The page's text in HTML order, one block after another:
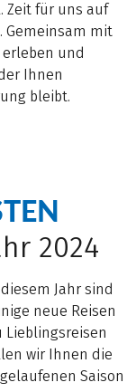
Zeit für uns auf
Gemeinsam mit
und
Ihnen
bleibt.
2024
Jahr sind
neue Reisen
Lieblingsreisen
wir Ihnen die
Saison